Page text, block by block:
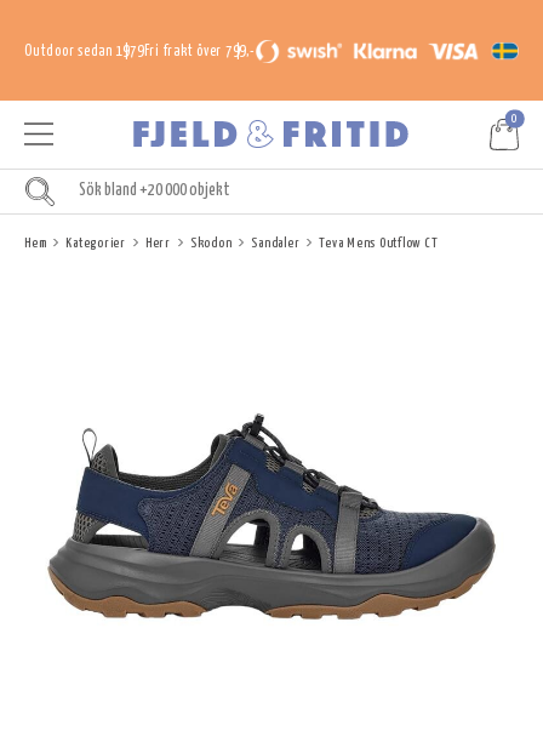
Outdoor sedan 1979Fri frakt över 799,-
0
Hem Kategorier Herr Skodon Sandaler Teva Mens Outflow CT